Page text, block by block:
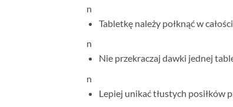
n
Tabletkę należy połknąć w
n
Nie przekraczaj dawki jednej
n
Lepiej unikać tłustych posiłków